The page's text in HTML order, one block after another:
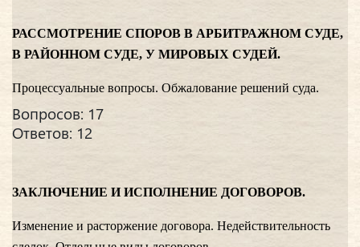
РАССМОТРЕНИЕ СПОРОВ В АРБИТРАЖНОМ СУДЕ,
В РАЙОННОМ СУДЕ, У МИРОВЫХ СУДЕЙ.
Процессуальные вопросы. Обжалование решений суда.
Вопросов: 17
Ответов: 12
ЗАКЛЮЧЕНИЕ И ИСПОЛНЕНИЕ ДОГОВОРОВ.
Изменение и расторжение договора. Недействительность